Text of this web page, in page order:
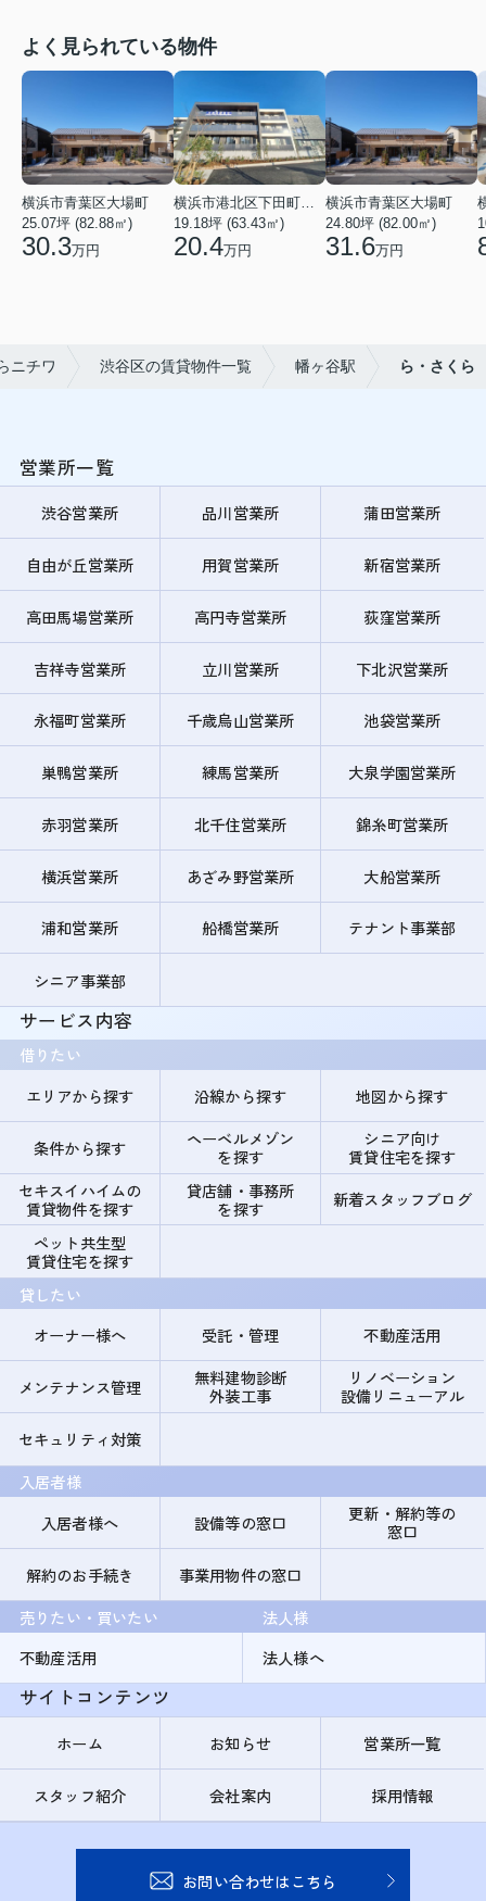
よく見られている物件
横浜市青葉区大場町
25.07坪 (82.88㎡)
30.3万円
19.18坪 (63.43㎡)
20.4万円
横浜市青葉区大場町
24.80坪 (82.00㎡)
31.6万円
ニチワ 渋谷区の賃貸物件一覧 幡ヶ谷駅 ら・さくら
営業所一覧
渋谷営業所 品川営業所 蒲田営業所
自由が丘営業所 用賀営業所 新宿営業所
高田馬場営業所 高円寺営業所 荻窪営業所
吉祥寺営業所 立川営業所 下北沢営業所
永福町営業所 千歳烏山営業所 池袋営業所
巣鴨営業所 練馬営業所 大泉学園営業所
赤羽営業所 北千住営業所 錦糸町営業所
横浜営業所 あざみ野営業所 大船営業所
浦和営業所 船橋営業所 テナント事業部
シニア事業部
サービス内容
借りたい
エリアから探す
沿線から探す 地図から探す
条件から探す
ヘーベルメゾン
を探す
シニア向け
賃貸住宅を探す
セキスイハイムの
賃貸物件を探す
貸店舗・事務所
を探す
新着スタッフブログ
ペット共生型
賃貸住宅を探す
貸したい
オーナー様へ
受託・管理 不動産活用
メンテナンス管理
無料建物診断
外装工事
リノベーション
設備リニューアル
セキュリティ対策
入居者様
入居者様へ
設備等の窓口
更新・解約等の
窓口
解約のお手続き
事業用物件の窓口
売りたい・買いたい
不動産活用
法人様
法人様へ
サイトコンテンツ
ホーム お知らせ 営業所一覧
スタッフ紹介 会社案内 採用情報
お問い合わせはこちら